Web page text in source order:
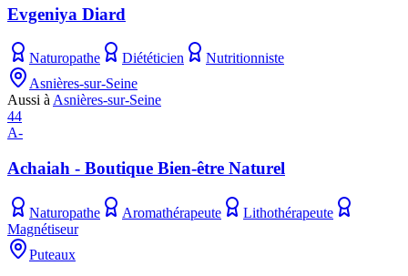
Evgeniya Diard
Naturopathe Diététicien
Nutritionniste
Asnières-sur-Seine
Aussi à Asnières-sur-Seine
44
A-
Achaiah - Boutique Bien-être Naturel
Naturopathe Aromathérapeute
Lithothérapeute
Magnétiseur
Puteaux